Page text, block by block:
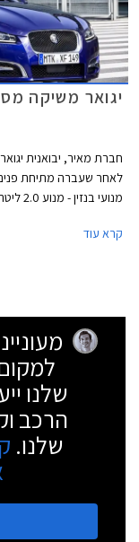
יגואר משיקה
קרא עוד
שלנו
הרכב
שלנו.